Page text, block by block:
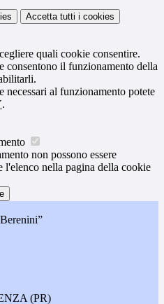
Accetta tutti i cookies
quali cookie consentire.
consentono il funzionamento della
necessari al funzionamento potete
.
non possono essere
l'elenco nella pagina della cookie
(PR)